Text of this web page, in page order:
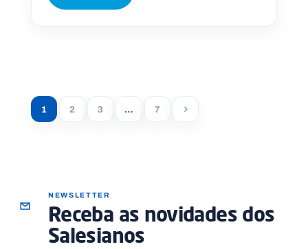
1 2 3 … 7
NEWSLETTER
Receba as novidades dos
Salesianos